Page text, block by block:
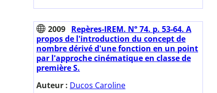
2009 Repères-IREM. N° 74. p. 53-64. A
propos de l'introduction du concept de
nombre dérivé d'une fonction en un point
par l'approche cinématique en classe de
première S.
Auteur : Ducos Caroline